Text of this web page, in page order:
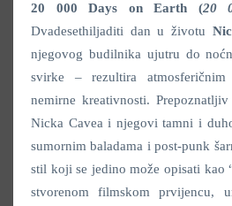
20 000 Days on Earth (20
Dvadesethiljaditi dan u životu
njegovog budilnika ujutru do
svirke – rezultira
nemirne kreativnosti.
Nicka Cavea i njegovi tamni i
sumornim baladama i post-punk
stil koji se jedino može opisati kao
stvorenom filmskom prvijencu,